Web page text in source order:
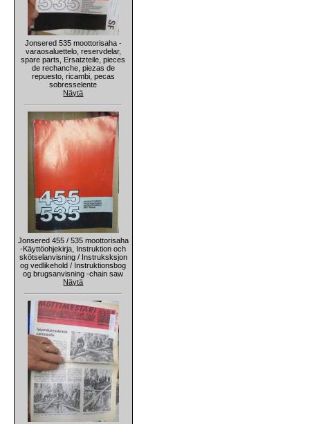
Jonsered 535 moottorisaha -
varaosaluettelo, reservdelar,
spare parts, Ersatzteile, pieces
de rechanche, piezas de
repuesto, ricambi, pecas
sobresselente
Näytä
Jonsered 455 / 535 moottorisaha
-Käyttöohjekirja, Instruktion och
skötselanvisning / Instruksksjon
og vedlikehold / Instruktionsbog
og brugsanvisning -chain saw
Näytä